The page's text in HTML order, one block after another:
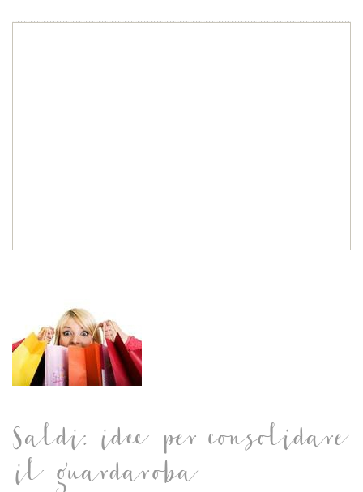
Saldi: idee per consolidare
il guardaroba